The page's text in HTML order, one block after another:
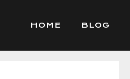
HOME BLOG